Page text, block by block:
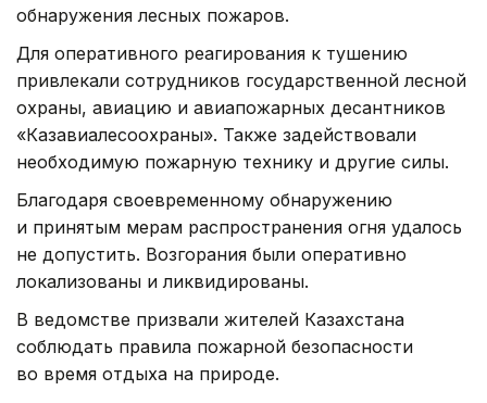
обнаружения лесных пожаров.
Для оперативного реагирования к тушению
привлекали сотрудников государственной лесной
охраны, авиацию и авиапожарных десантников
«Казавиалесоохраны». Также задействовали
необходимую пожарную технику и другие силы.
Благодаря своевременному обнаружению
и принятым мерам распространения огня удалось
не допустить. Возгорания были оперативно
локализованы и ликвидированы.
В ведомстве призвали жителей Казахстана
соблюдать правила пожарной безопасности
во время отдыха на природе.